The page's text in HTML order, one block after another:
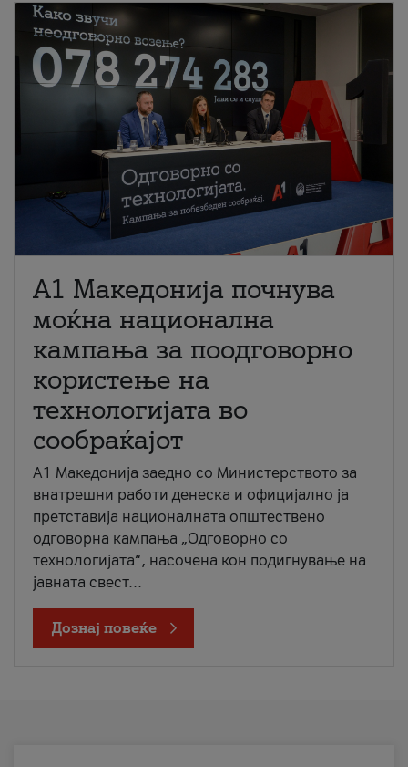
A1 Македонија почнува
моќна национална
кампања за поодговорно
користење на
технологијата во
сообраќајот
A1 Македонија заедно со Министерството за
внатрешни работи денеска и официјално ја
претставија националната општествено
одговорна кампања „Одговорно со
технологијата“, насочена кон подигнување на
јавната свест...
Дознај повеќе